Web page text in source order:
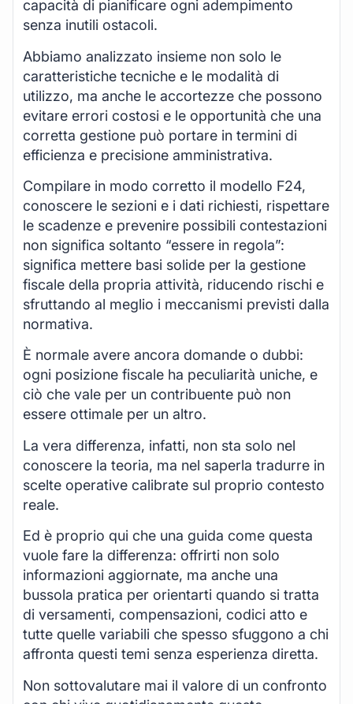
capacità di pianificare ogni adempimento
senza inutili ostacoli.
Abbiamo analizzato insieme non solo le
caratteristiche tecniche e le modalità di
utilizzo, ma anche le accortezze che possono
evitare errori costosi e le opportunità che una
corretta gestione può portare in termini di
efficienza e precisione amministrativa.
Compilare in modo corretto il modello F24,
conoscere le sezioni e i dati richiesti, rispettare
le scadenze e prevenire possibili contestazioni
non significa soltanto “essere in regola”:
significa mettere basi solide per la gestione
fiscale della propria attività, riducendo rischi e
sfruttando al meglio i meccanismi previsti dalla
normativa.
È normale avere ancora domande o dubbi:
ogni posizione fiscale ha peculiarità uniche, e
ciò che vale per un contribuente può non
essere ottimale per un altro.
La vera differenza, infatti, non sta solo nel
conoscere la teoria, ma nel saperla tradurre in
scelte operative calibrate sul proprio contesto
reale.
Ed è proprio qui che una guida come questa
vuole fare la differenza: offrirti non solo
informazioni aggiornate, ma anche una
bussola pratica per orientarti quando si tratta
di versamenti, compensazioni, codici atto e
tutte quelle variabili che spesso sfuggono a chi
affronta questi temi senza esperienza diretta.
Non sottovalutare mai il valore di un confronto